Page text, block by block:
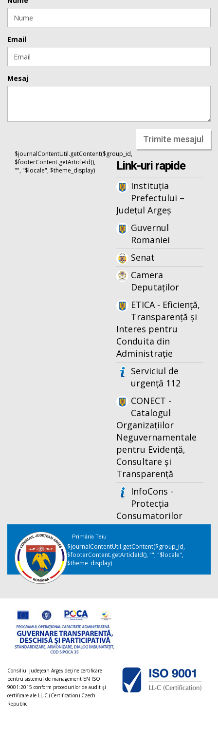
Email
Mesaj
Trimite mesajul
$journalContentUtil.getContent($group_id,
$footerContent.getArticleId(),
"", "$locale", $theme_display)
Link-uri rapide
Instituția
Prefectului –
Județul Argeș
Guvernul
Romaniei
Senat
Camera
Deputaților
ETICA - Eficiență,
Transparență și
Interes pentru
Conduita din
Administrație
Serviciul de
urgență 112
CONECT -
Catalogul
Organizațiilor
Neguvernamentale
pentru Evidență,
Consultare și
Transparență
InfoCons -
Protecția
Consumatorilor
Primăria Teiu
$journalContentUtil.getContent($group_id,
$footerContent.getArticleId(), "", "$locale",
$theme_display)
Consiliul Judeţean Argeș deţine certificare
pentru sistemul de management EN ISO
9001:2015 conform procedurilor de audit şi
certificare ale LL-C (Certification) Czech
Republic